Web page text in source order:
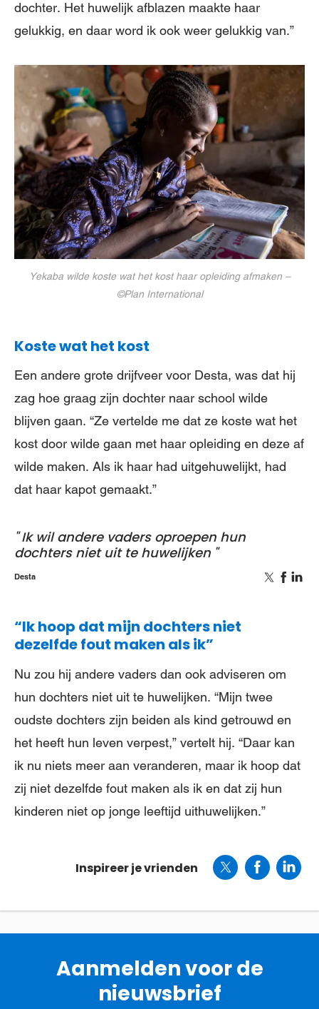
dochter. Het huwelijk afblazen maakte haar
gelukkig, en daar word ik ook weer gelukkig van.”
Yekaba wilde koste wat het kost haar opleiding afmaken –
©Plan International
Koste wat het kost
Een andere grote drijfveer voor Desta, was dat hij
zag hoe graag zijn dochter naar school wilde
blijven gaan. “Ze vertelde me dat ze koste wat het
kost door wilde gaan met haar opleiding en deze af
wilde maken. Als ik haar had uitgehuwelijkt, had
dat haar kapot gemaakt.”
Ik wil andere vaders oproepen hun
dochters niet uit te huwelijken
Desta
“Ik hoop dat mijn dochters niet
dezelfde fout maken als ik”
Nu zou hij andere vaders dan ook adviseren om
hun dochters niet uit te huwelijken. “Mijn twee
oudste dochters zijn beiden als kind getrouwd en
het heeft hun leven verpest,” vertelt hij. “Daar kan
ik nu niets meer aan veranderen, maar ik hoop dat
zij niet dezelfde fout maken als ik en dat zij hun
kinderen niet op jonge leeftijd uithuwelijken.”
Inspireer je vrienden
Aanmelden voor de
nieuwsbrief